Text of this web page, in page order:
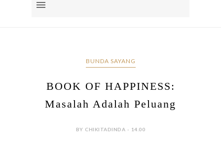
BUNDA SAYANG
BOOK OF HAPPINESS:
Masalah Adalah Peluang
BY CHIKITADINDA - 14.00